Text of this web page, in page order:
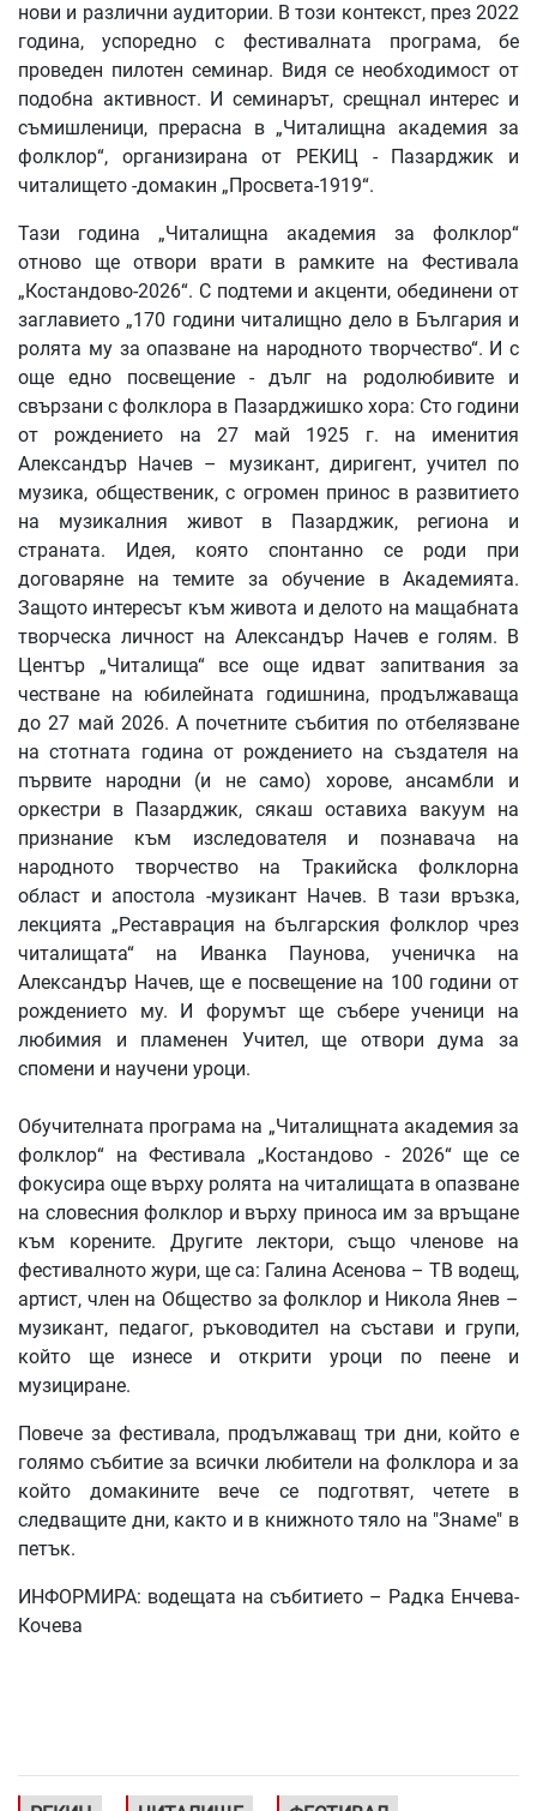
нови и различни аудитории. В този контекст, през 2022
година, успоредно с фестивалната програма, бе
проведен пилотен семинар. Видя се необходимост от
подобна активност. И семинарът, срещнал интерес и
съмишленици, прерасна в „Читалищна академия за
фолклор“, организирана от РЕКИЦ - Пазарджик и
читалището -домакин „Просвета-1919“.
Тази година „Читалищна академия за фолклор“
отново ще отвори врати в рамките на Фестивала
„Костандово-2026“. С подтеми и акценти, обединени от
заглавието „170 години читалищно дело в България и
ролята му за опазване на народното творчество“. И с
още едно посвещение - дълг на родолюбивите и
свързани с фолклора в Пазарджишко хора: Сто години
от рождението на 27 май 1925 г. на именития
Александър Начев – музикант, диригент, учител по
музика, общественик, с огромен принос в развитието
на музикалния живот в Пазарджик, региона и
страната. Идея, която спонтанно се роди при
договаряне на темите за обучение в Академията.
Защото интересът към живота и делото на мащабната
творческа личност на Александър Начев е голям. В
Център „Читалища“ все още идват запитвания за
честване на юбилейната годишнина, продължаваща
до 27 май 2026. А почетните събития по отбелязване
на стотната година от рождението на създателя на
първите народни (и не само) хорове, ансамбли и
оркестри в Пазарджик, сякаш оставиха вакуум на
признание към изследователя и познавача на
народното творчество на Тракийска фолклорна
област и апостола -музикант Начев. В тази връзка,
лекцията „Реставрация на българския фолклор чрез
читалищата“ на Иванка Паунова, ученичка на
Александър Начев, ще е посвещение на 100 години от
рождението му. И форумът ще събере ученици на
любимия и пламенен Учител, ще отвори дума за
спомени и научени уроци.
Обучителната програма на „Читалищната академия за
фолклор“ на Фестивала „Костандово - 2026“ ще се
фокусира още върху ролята на читалищата в опазване
на словесния фолклор и върху приноса им за връщане
към корените. Другите лектори, също членове на
фестивалното жури, ще са: Галина Асенова – ТВ водещ,
артист, член на Общество за фолклор и Никола Янев –
музикант, педагог, ръководител на състави и групи,
който ще изнесе и открити уроци по пеене и
музициране.
Повече за фестивала, продължаващ три дни, който е
голямо събитие за всички любители на фолклора и за
който домакините вече се подготвят, четете в
следващите дни, както и в книжното тяло на "Знаме" в
петък.
ИНФОРМИРА: водещата на събитието – Радка Енчева-
Кочева